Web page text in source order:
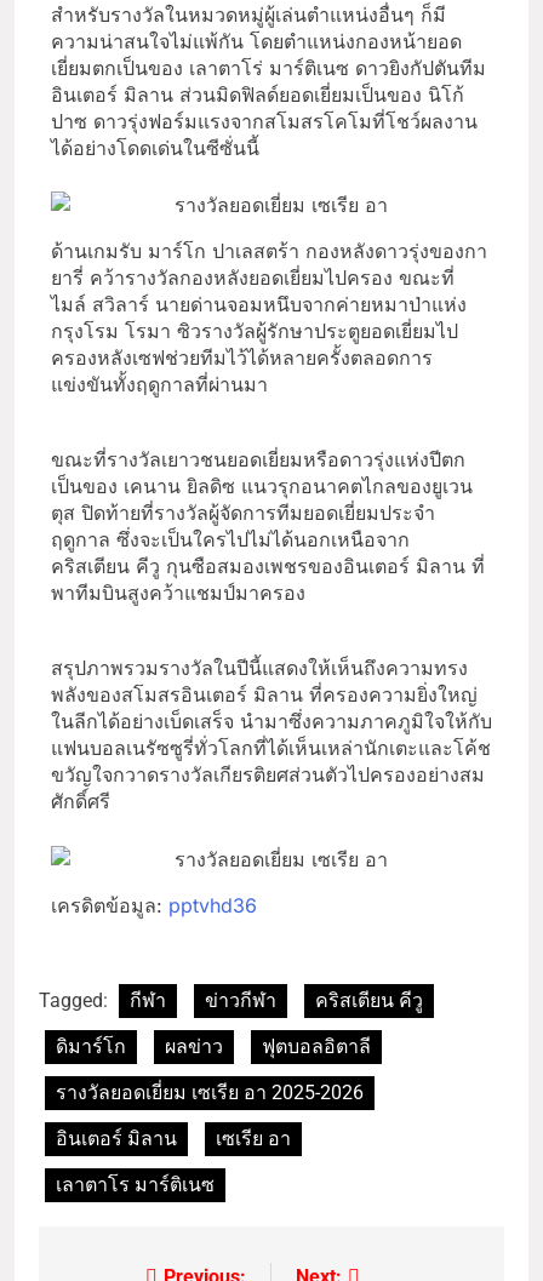
สำหรับรางวัลในหมวดหมู่ผู้เล่นตำแหน่งอื่นๆ ก็มี
ความน่าสนใจไม่แพ้กัน โดยตำแหน่งกองหน้ายอด
เยี่ยมตกเป็นของ เลาตาโร่ มาร์ติเนซ ดาวยิงกัปตันทีม
อินเตอร์ มิลาน ส่วนมิดฟิลด์ยอดเยี่ยมเป็นของ นิโก้
ปาซ ดาวรุ่งฟอร์มแรงจากสโมสรโคโมที่โชว์ผลงาน
ได้อย่างโดดเด่นในซีซั่นนี้
ด้านเกมรับ มาร์โก ปาเลสตร้า กองหลังดาวรุ่งของกา
ยารี่ คว้ารางวัลกองหลังยอดเยี่ยมไปครอง ขณะที่
ไมล์ สวิลาร์ นายด่านจอมหนึบจากค่ายหมาป่าแห่ง
กรุงโรม โรมา ซิวรางวัลผู้รักษาประตูยอดเยี่ยมไป
ครองหลังเซฟช่วยทีมไว้ได้หลายครั้งตลอดการ
แข่งขันทั้งฤดูกาลที่ผ่านมา
ขณะที่รางวัลเยาวชนยอดเยี่ยมหรือดาวรุ่งแห่งปีตก
เป็นของ เคนาน ยิลดิซ แนวรุกอนาคตไกลของยูเวน
ตุส ปิดท้ายที่รางวัลผู้จัดการทีมยอดเยี่ยมประจำ
ฤดูกาล ซึ่งจะเป็นใครไปไม่ได้นอกเหนือจาก
คริสเตียน คีวู กุนซือสมองเพชรของอินเตอร์ มิลาน ที่
พาทีมบินสูงคว้าแชมป์มาครอง
สรุปภาพรวมรางวัลในปีนี้แสดงให้เห็นถึงความทรง
พลังของสโมสรอินเตอร์ มิลาน ที่ครองความยิ่งใหญ่
ในลีกได้อย่างเบ็ดเสร็จ นำมาซึ่งความภาคภูมิใจให้กับ
แฟนบอลเนรัซซูรี่ทั่วโลกที่ได้เห็นเหล่านักเตะและโค้ช
ขวัญใจกวาดรางวัลเกียรติยศส่วนตัวไปครองอย่างสม
ศักดิ์ศรี
เครดิตข้อมูล: pptvhd36
Tagged: กีฬา ข่าวกีฬา
คริสเตียน คีวู
ดิมาร์โก
ผลข่าว
ฟุตบอลอิตาลี
รางวัลยอดเยี่ยม เซเรีย อา 2025-2026
อินเตอร์ มิลาน
เซเรีย อา
เลาตาโร มาร์ติเนซ